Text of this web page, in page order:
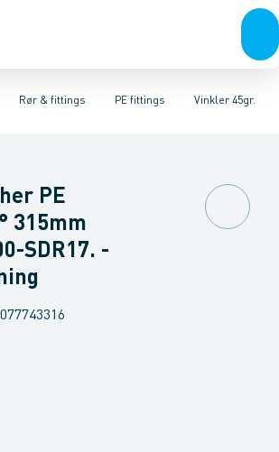
Rør & fittings
& anboringerMuffer, klemmer &
PE fittings
PE fittings Duktiljern fittingsVinkler 45gr.
60gr.Vinkler 45gr.Vinkler 30gr.Vinkler
PE
315mm
SDR17. -
077743316